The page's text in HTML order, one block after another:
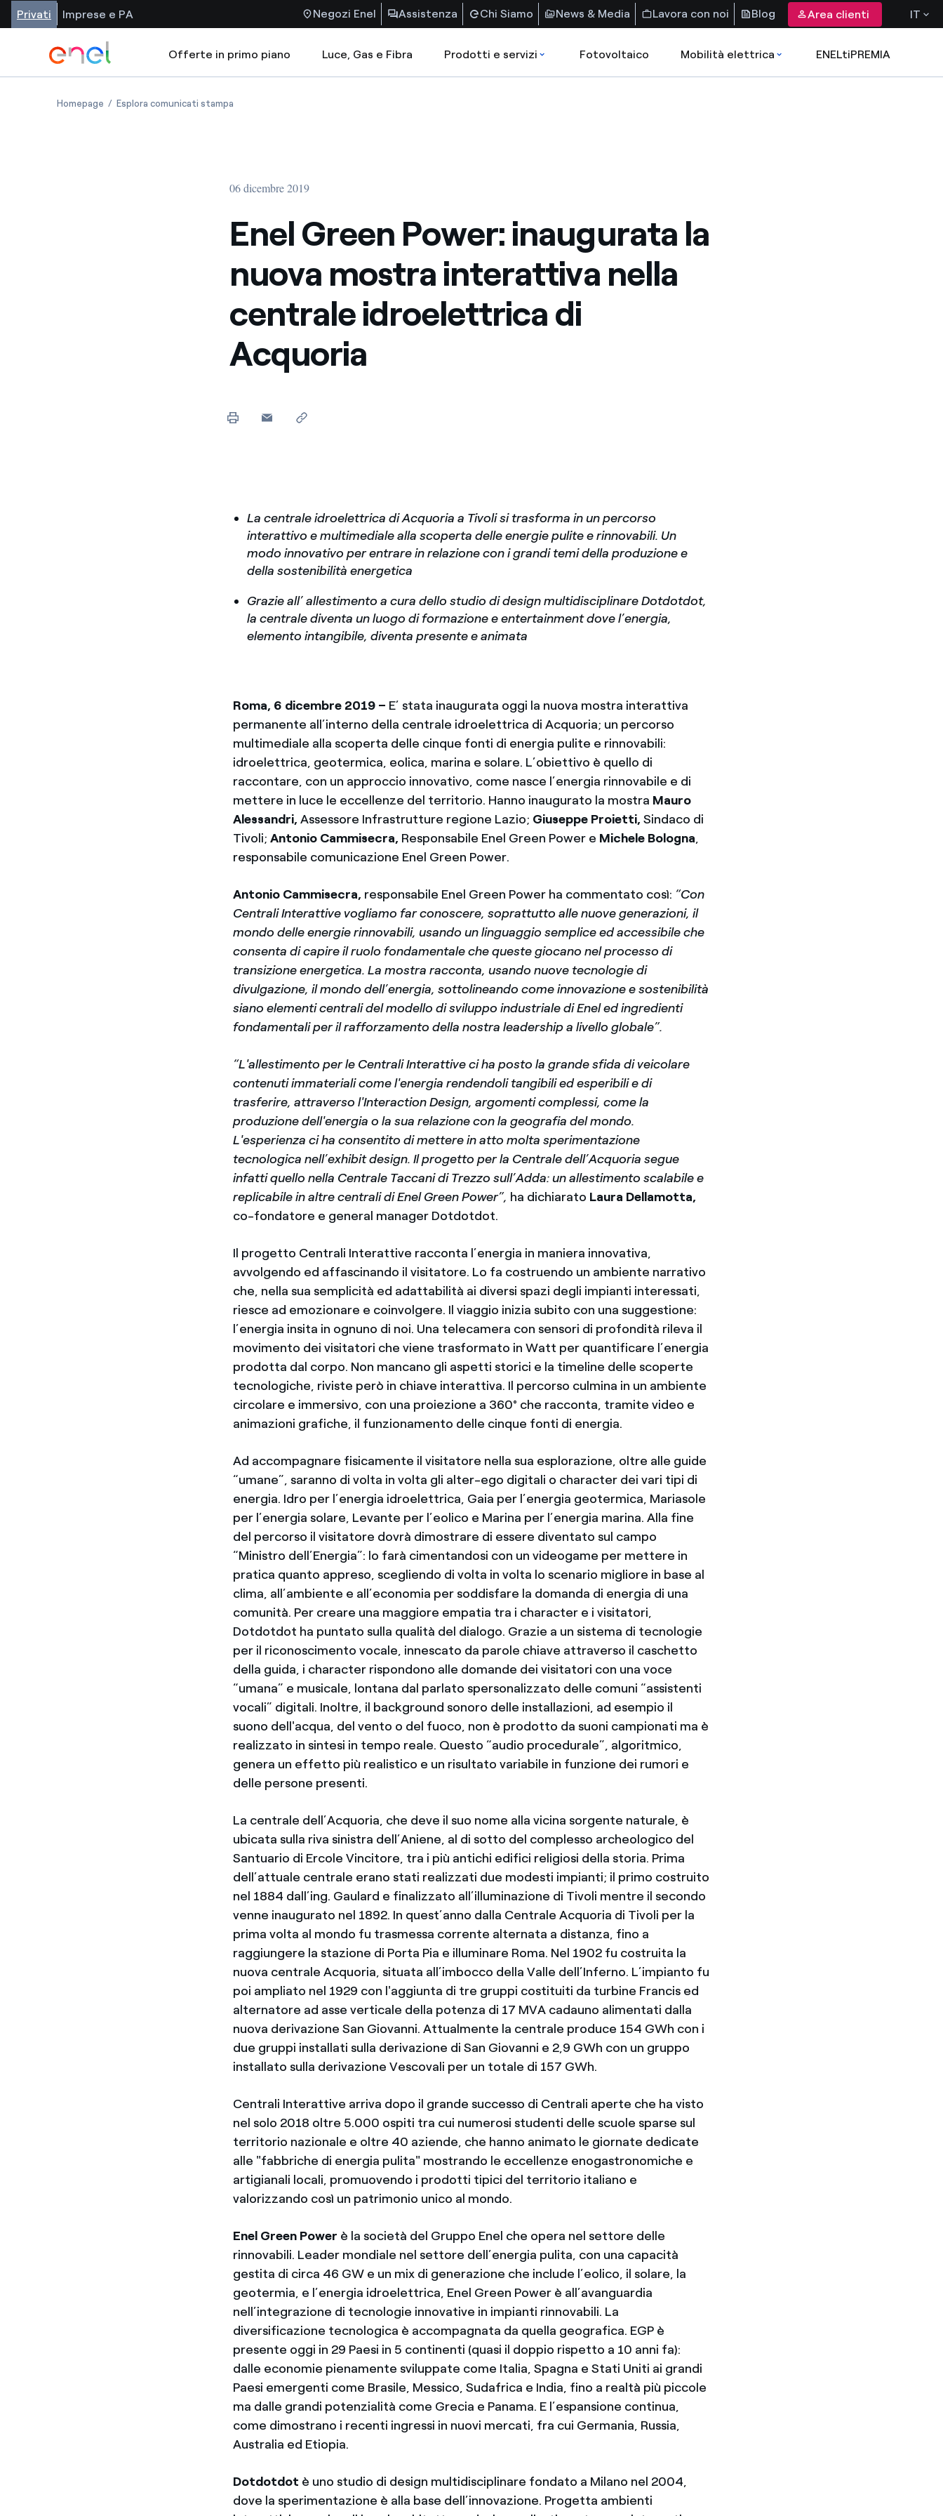
Privati Imprese e PA Negozi Enel Assistenza Chi Siamo News & Media Lavora con noi Blog Area clienti IT
Offerte in primo piano Luce, Gas e Fibra Prodotti e servizi Fotovoltaico Mobilità elettrica ENELtiPREMIA
Homepage Esplora comunicati stampa
06 dicembre 2019
Enel Green Power: inaugurata la
nuova mostra interattiva nella
centrale idroelettrica di
Acquoria
La centrale idroelettrica di Acquoria a Tivoli si trasforma in un percorso
interattivo e multimediale alla scoperta delle energie pulite e rinnovabili. Un
modo innovativo per entrare in relazione con i grandi temi della produzione e
della sostenibilità energetica
Grazie all’ allestimento a cura dello studio di design multidisciplinare Dotdotdot,
la centrale diventa un luogo di formazione e entertainment dove l’energia,
elemento intangibile, diventa presente e animata
Roma, 6 dicembre 2019 – E’ stata inaugurata oggi la nuova mostra interattiva
permanente all’interno della centrale idroelettrica di Acquoria; un percorso
multimediale alla scoperta delle cinque fonti di energia pulite e rinnovabili:
idroelettrica, geotermica, eolica, marina e solare. L’obiettivo è quello di
raccontare, con un approccio innovativo, come nasce l’energia rinnovabile e di
mettere in luce le eccellenze del territorio. Hanno inaugurato la mostra Mauro
Alessandri, Assessore Infrastrutture regione Lazio; Giuseppe Proietti, Sindaco di
Tivoli;Antonio Cammisecra, Responsabile Enel Green Power e Michele Bologna,
responsabile comunicazione Enel Green Power.
Antonio Cammisecra, responsabile Enel Green Power ha commentato così: “Con
Centrali Interattive vogliamo far conoscere, soprattutto alle nuove generazioni, il
mondo delle energie rinnovabili, usando un linguaggio semplice ed accessibile che
consenta di capire il ruolo fondamentale che queste giocano nel processo di
transizione energetica. La mostra racconta, usando nuove tecnologie di
divulgazione, il mondo dell’energia, sottolineando come innovazione e sostenibilità
siano elementi centrali del modello di sviluppo industriale di Enel ed ingredienti
fondamentali per il rafforzamento della nostra leadership a livello globale”.
“L'allestimento per le Centrali Interattive ci ha posto la grande sfida di veicolare
contenuti immateriali come l'energia rendendoli tangibili ed esperibili e di
trasferire, attraverso l'Interaction Design, argomenti complessi, come la
produzione dell'energia o la sua relazione con la geografia del mondo.
L'esperienza ci ha consentito di mettere in atto molta sperimentazione
tecnologica nell’exhibit design. Il progetto per la Centrale dell’Acquoria segue
infatti quello nella Centrale Taccani di Trezzo sull’Adda: un allestimento scalabile e
replicabile in altre centrali di Enel Green Power”, ha dichiarato Laura Dellamotta,
co-fondatore e general manager Dotdotdot.
Il progetto Centrali Interattive racconta l’energia in maniera innovativa,
avvolgendo ed affascinando il visitatore. Lo fa costruendo un ambiente narrativo
che, nella sua semplicità ed adattabilità ai diversi spazi degli impianti interessati,
riesce ad emozionare e coinvolgere. Il viaggio inizia subito con una suggestione:
l’energia insita in ognuno di noi. Una telecamera con sensori di profondità rileva il
movimento dei visitatori che viene trasformato in Watt per quantificare l’energia
prodotta dal corpo. Non mancano gli aspetti storici e la timeline delle scoperte
tecnologiche, riviste però in chiave interattiva. Il percorso culmina in un ambiente
circolare e immersivo, con una proiezione a 360° che racconta, tramite video e
animazioni grafiche, il funzionamento delle cinque fonti di energia.
Ad accompagnare fisicamente il visitatore nella sua esplorazione, oltre alle guide
“umane”, saranno di volta in volta gli alter-ego digitali o character dei vari tipi di
energia. Idro per l’energia idroelettrica, Gaia per l’energia geotermica, Mariasole
per l’energia solare, Levante per l’eolico e Marina per l’energia marina. Alla fine
del percorso il visitatore dovrà dimostrare di essere diventato sul campo
“Ministro dell’Energia”: lo farà cimentandosi con un videogame per mettere in
pratica quanto appreso, scegliendo di volta in volta lo scenario migliore in base al
clima, all’ambiente e all’economia per soddisfare la domanda di energia di una
comunità. Per creare una maggiore empatia tra i character e i visitatori,
Dotdotdot ha puntato sulla qualità del dialogo. Grazie a un sistema di tecnologie
per il riconoscimento vocale, innescato da parole chiave attraverso il caschetto
della guida, i character rispondono alle domande dei visitatori con una voce
“umana” e musicale, lontana dal parlato spersonalizzato delle comuni “assistenti
vocali” digitali. Inoltre, il background sonoro delle installazioni, ad esempio il
suono dell'acqua, del vento o del fuoco, non è prodotto da suoni campionati ma è
realizzato in sintesi in tempo reale. Questo “audio procedurale”, algoritmico,
genera un effetto più realistico e un risultato variabile in funzione dei rumori e
delle persone presenti.
La centrale dell’Acquoria, che deve il suo nome alla vicina sorgente naturale, è
ubicata sulla riva sinistra dell’Aniene, al di sotto del complesso archeologico del
Santuario di Ercole Vincitore, tra i più antichi edifici religiosi della storia. Prima
dell’attuale centrale erano stati realizzati due modesti impianti; il primo costruito
nel 1884 dall’ing. Gaulard e finalizzato all’illuminazione di Tivoli mentre il secondo
venne inaugurato nel 1892. In quest’anno dalla Centrale Acquoria di Tivoli per la
prima volta al mondo fu trasmessa corrente alternata a distanza, fino a
raggiungere la stazione di Porta Pia e illuminare Roma. Nel 1902 fu costruita la
nuova centrale Acquoria, situata all’imbocco della Valle dell’Inferno. L’impianto fu
poi ampliato nel 1929 con l'aggiunta di tre gruppi costituiti da turbine Francis ed
alternatore ad asse verticale della potenza di 17 MVA cadauno alimentati dalla
nuova derivazione San Giovanni. Attualmente la centrale produce 154 GWh con i
due gruppi installati sulla derivazione di San Giovanni e 2,9 GWh con un gruppo
installato sulla derivazione Vescovali per un totale di 157 GWh.
Centrali Interattive arriva dopo il grande successo di Centrali aperte che ha visto
nel solo 2018 oltre 5.000 ospiti tra cui numerosi studenti delle scuole sparse sul
territorio nazionale e oltre 40 aziende, che hanno animato le giornate dedicate
alle "fabbriche di energia pulita" mostrando le eccellenze enogastronomiche e
artigianali locali, promuovendo i prodotti tipici del territorio italiano e
valorizzando così un patrimonio unico al mondo.
Enel Green Power è la società del Gruppo Enel che opera nel settore delle
rinnovabili. Leader mondiale nel settore dell’energia pulita, con una capacità
gestita di circa 46 GW e un mix di generazione che include l’eolico, il solare, la
geotermia, e l’energia idroelettrica, Enel Green Power è all’avanguardia
nell’integrazione di tecnologie innovative in impianti rinnovabili. La
diversificazione tecnologica è accompagnata da quella geografica. EGP è
presente oggi in 29 Paesi in 5 continenti (quasi il doppio rispetto a 10 anni fa):
dalle economie pienamente sviluppate come Italia, Spagna e Stati Uniti ai grandi
Paesi emergenti come Brasile, Messico, Sudafrica e India, fino a realtà più piccole
ma dalle grandi potenzialità come Grecia e Panama. E l’espansione continua,
come dimostrano i recenti ingressi in nuovi mercati, fra cui Germania, Russia,
Australia ed Etiopia.
Dotdotdot è uno studio di design multidisciplinare fondato a Milano nel 2004,
dove la sperimentazione è alla base dell’innovazione. Progetta ambienti